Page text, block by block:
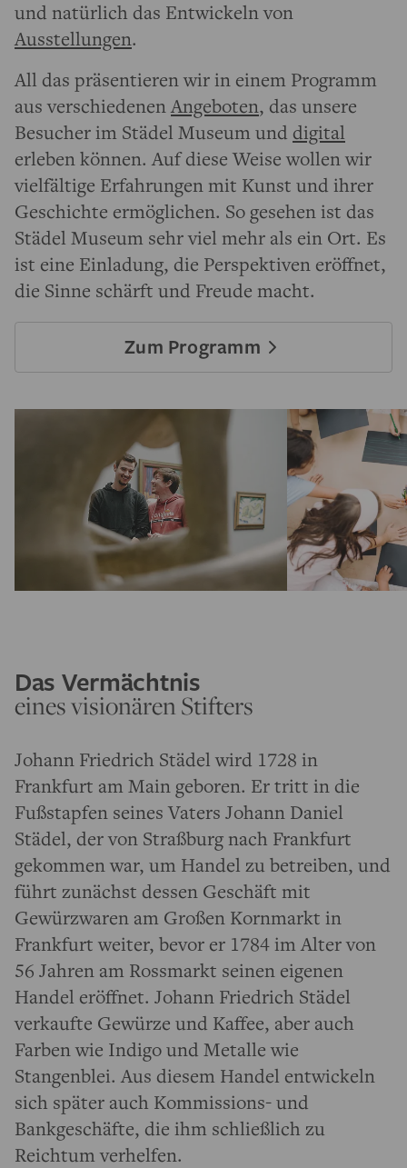
und natürlich das Entwickeln von
Ausstellungen.
All das präsentieren wir in einem Programm
aus verschiedenenAngeboten, das unsere
Besucher im Städel Museum und digital
erleben können. Auf diese Weise wollen wir
vielfältige Erfahrungen mit Kunst und ihrer
Geschichte ermöglichen. So gesehen ist das
Städel Museum sehr viel mehr als ein Ort. Es
ist eine Einladung, die Perspektiven eröffnet,
die Sinne schärft und Freude macht.
Zum Programm
Das Vermächtnis
eines visionären Stifters
Johann Friedrich Städel wird 1728 in
Frankfurt am Main geboren. Er tritt in die
Fußstapfen seines Vaters Johann Daniel
Städel, der von Straßburg nach Frankfurt
gekommen war, um Handel zu betreiben, und
führt zunächst dessen Geschäft mit
Gewürzwaren am Großen Kornmarkt in
Frankfurt weiter, bevor er 1784 im Alter von
56 Jahren am Rossmarkt seinen eigenen
Handel eröffnet. Johann Friedrich Städel
verkaufte Gewürze und Kaffee, aber auch
Farben wie Indigo und Metalle wie
Stangenblei. Aus diesem Handel entwickeln
sich später auch Kommissions- und
Bankgeschäfte, die ihm schließlich zu
Reichtum verhelfen.